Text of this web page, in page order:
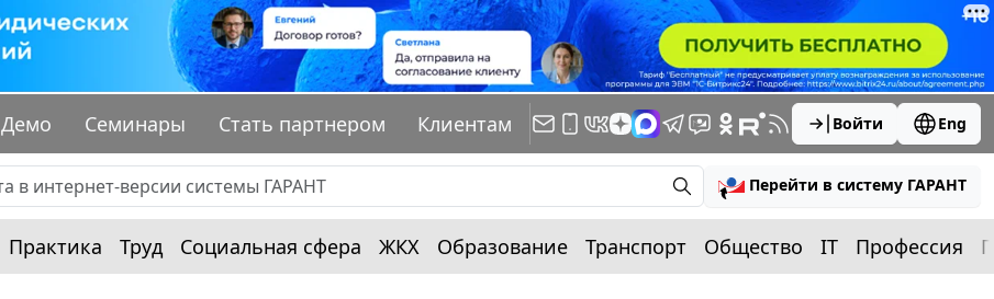
Демо Семинары Стать партнером Клиентам Войти Eng
Перейти в систему ГАРАНТ
Практика Труд Социальная сфера ЖКХ Образование Транспорт Общество IT Профессия